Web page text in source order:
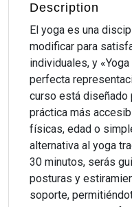
Description
El yoga es una
modificar para
individuales, y
perfecta
curso está diseñado
práctica más
físicas, edad o
alternativa al yoga
30 minutos, serás
posturas y
soporte,